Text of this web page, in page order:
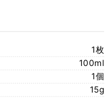
1枚
100ml
1個
15g